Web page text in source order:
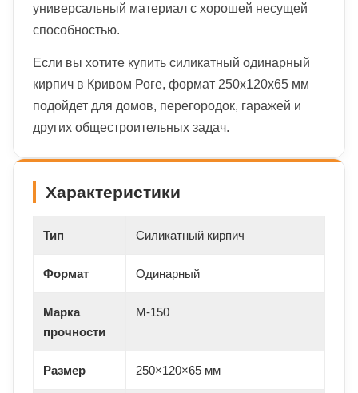
универсальный материал с хорошей несущей
способностью.
Если вы хотите купить силикатный одинарный
кирпич в Кривом Роге, формат 250х120х65 мм
подойдет для домов, перегородок, гаражей и
других общестроительных задач.
Характеристики
Тип Силикатный кирпич
Формат Одинарный
Марка
прочности
М-150
Размер 250×120×65 мм